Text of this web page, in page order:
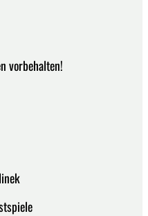
vorbehalten!